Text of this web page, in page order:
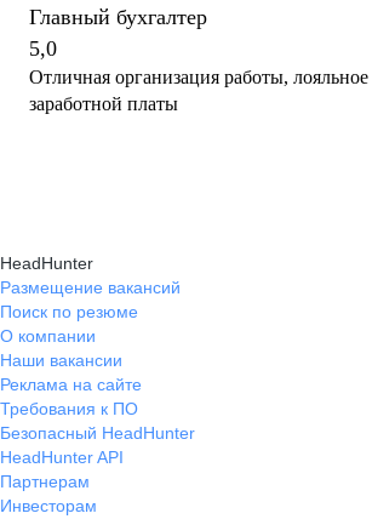
Главный бухгалтер
5,0
Отличная организация работы,
заработной платы
HeadHunter
Размещение вакансий
Поиск по резюме
О компании
Наши вакансии
Реклама на сайте
Требования к ПО
Безопасный HeadHunter
HeadHunter API
Партнерам
Инвесторам